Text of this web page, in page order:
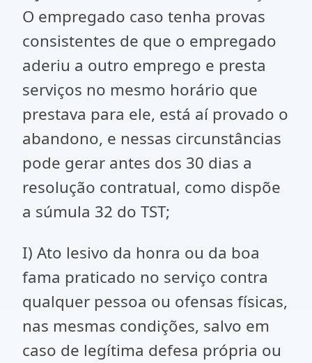
O empregado caso tenha provas
consistentes de que o empregado
aderiu a outro emprego e presta
serviços no mesmo horário que
prestava para ele, está aí provado o
abandono, e nessas circunstâncias
pode gerar antes dos 30 dias a
resolução contratual, como dispõe
a súmula 32 do TST;
I) Ato lesivo da honra ou da boa
fama praticado no serviço contra
qualquer pessoa ou ofensas físicas,
nas mesmas condições, salvo em
caso de legítima defesa própria ou